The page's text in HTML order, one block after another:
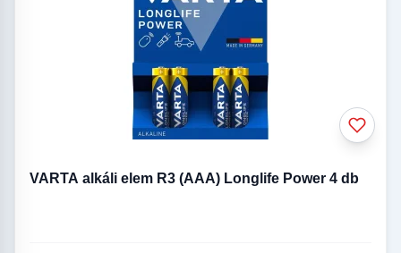
VARTA alkáli elem R3 (AAA) Longlife Power 4 db